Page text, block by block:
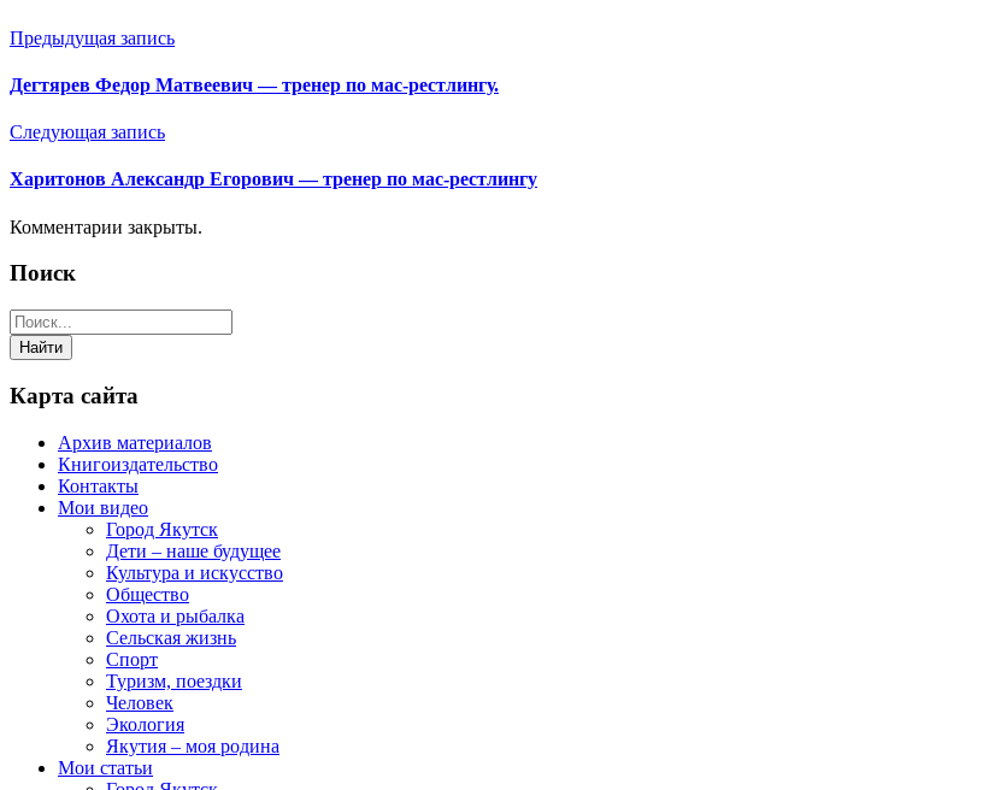
Отправить
Предыдущая запись
Дегтярев Федор Матвеевич — тренер по мас-рестлингу.
Следующая запись
Харитонов Александр Егорович — тренер по мас-рестлингу
Комментарии закрыты.
Поиск
Карта сайта
Архив материалов
Книгоиздательство
Контакты
Мои видео
Город Якутск
Дети – наше будущее
Культура и искусство
Общество
Охота и рыбалка
Сельская жизнь
Спорт
Туризм, поездки
Человек
Экология
Якутия – моя родина
Мои статьи